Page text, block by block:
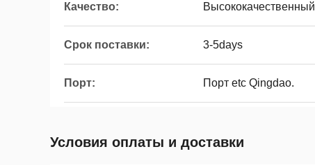
Качество: Высококачественный
Срок поставки: 3-5days
Порт: Порт etc Qingdao.
Условия оплаты и доставки